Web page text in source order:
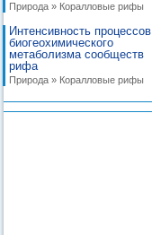
Природа » Коралловые рифы
Интенсивность процессов
биогеохимического
метаболизма сообществ
рифа
Природа » Коралловые рифы